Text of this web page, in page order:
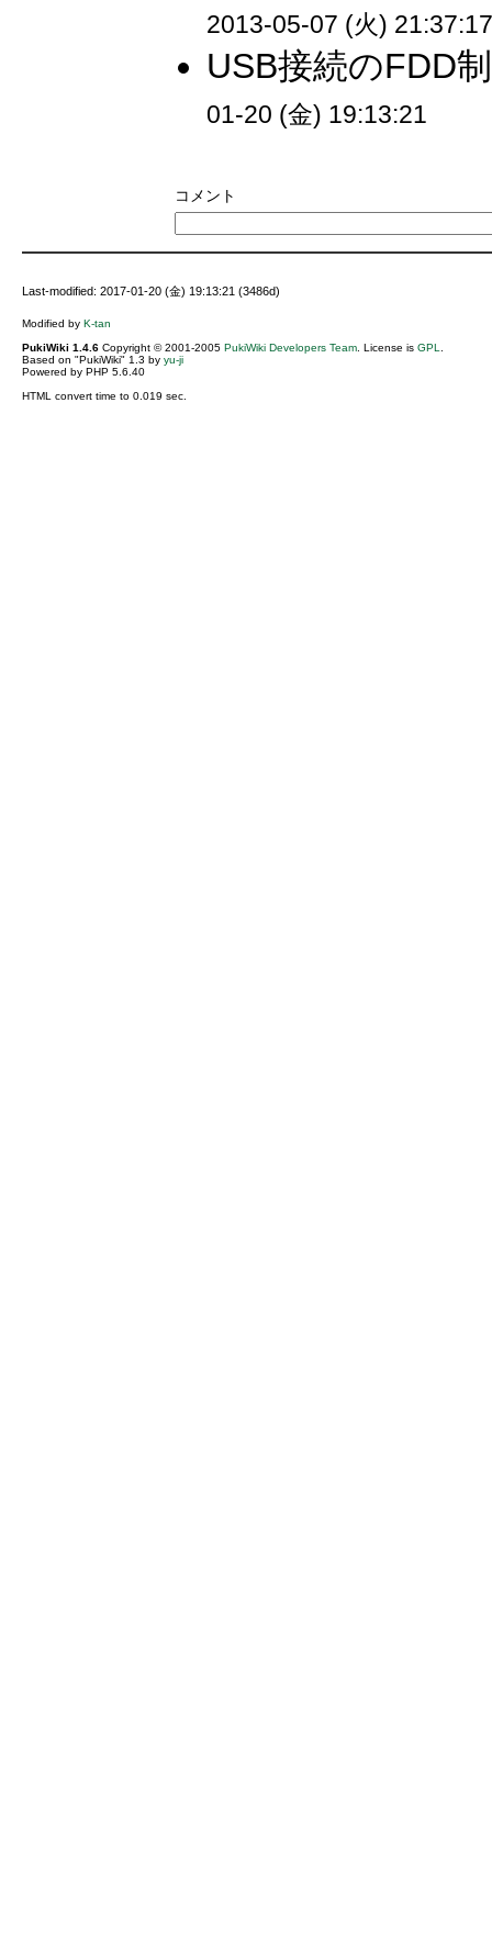
2013-05-07 (火) 21:37:17
USB接続のFDD
01-20 (金) 19:13:21
コメント
Last-modified: 2017-01-20 (金) 19:13:21 (3486d)
Modified by K-tan
PukiWiki 1.4.6Copyright © 2001-2005 PukiWiki Developers Team. License is GPL
Based on "PukiWiki" 1.3 by yu-ji
Powered by PHP 5.6.40
HTML convert time to 0.019 sec.